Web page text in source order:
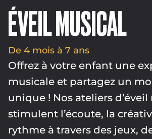
ÉVEIL MUSICAL
De 4 mois à 7 ans
Offrez à votre enfant une
musicale et partagez un
unique ! Nos ateliers d’éveil
stimulent l’écoute, la
rythme à travers des jeux,